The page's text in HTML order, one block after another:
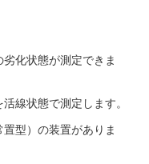
化状態が測定できま
線状態で測定します。
型）の装置がありま